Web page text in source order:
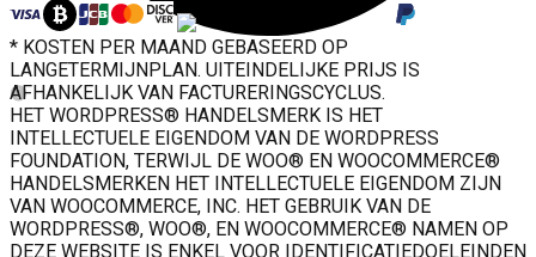
Geavanceerde firewall
SQL op afstand
SPF en DKIM
* KOSTEN PER MAAND GEBASEERD OP
LANGETERMIJNPLAN. UITEINDELIJKE PRIJS IS
AFHANKELIJK VAN FACTURERINGSCYCLUS.
HET WORDPRESS® HANDELSMERK IS HET
INTELLECTUELE EIGENDOM VAN DE WORDPRESS
FOUNDATION, TERWIJL DE WOO® EN WOOCOMMERCE®
HANDELSMERKEN HET INTELLECTUELE EIGENDOM ZIJN
VAN WOOCOMMERCE, INC. HET GEBRUIK VAN DE
WORDPRESS®, WOO®, EN WOOCOMMERCE® NAMEN OP
DEZE WEBSITE IS ENKEL VOOR IDENTIFICATIEDOELEINDEN